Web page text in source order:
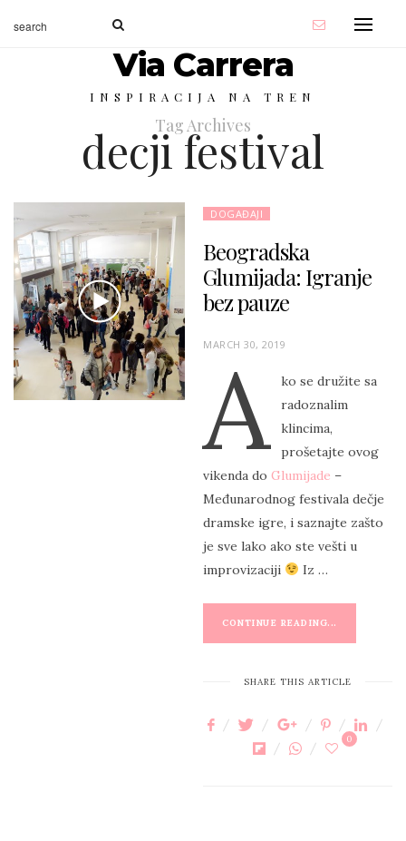
Via Carrera
INSPIRACIJA NA TREN
Tag Archives
decji festival
DOGAĐAJI
Beogradska
Glumijada: Igranje
bez pauze
P
E
MARCH 30, 2019
A
ko se družite sa
radoznalim
klincima,
prošetajte ovog
vikenda do Glumijade –
Međunarodnog festivala dečje
dramske igre, i saznajte zašto
je sve lako ako ste vešti u
improvizaciji
Iz …
CONTINUE READING...
SHARE THIS ARTICLE
0